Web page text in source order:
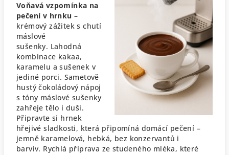
Voňavá vzpomínka na
pečení v hrnku –
krémový zážitek s chutí
máslové
sušenky. Lahodná
kombinace kakaa,
karamelu a sušenek v
jediné porci. Sametově
hustý čokoládový nápoj
s tóny máslové sušenky
zahřeje tělo i duši.
Připravte si hrnek
hřejivé sladkosti, která připomíná domácí pečení –
jemně karamelová, hebká, bez konzervantů i
barviv. Rychlá příprava ze studeného mléka, které